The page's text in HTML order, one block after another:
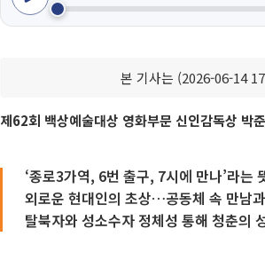
본 기사는 (2026-06-14
제62회 백상예술대상 영화부문 신인감독상 박
‘종로3가역, 6번 출구, 7시에 만나’라는
외로운 현대인의 초상…공동체 속 만남
탈북자와 성소수자 정체성 통해 청춘의